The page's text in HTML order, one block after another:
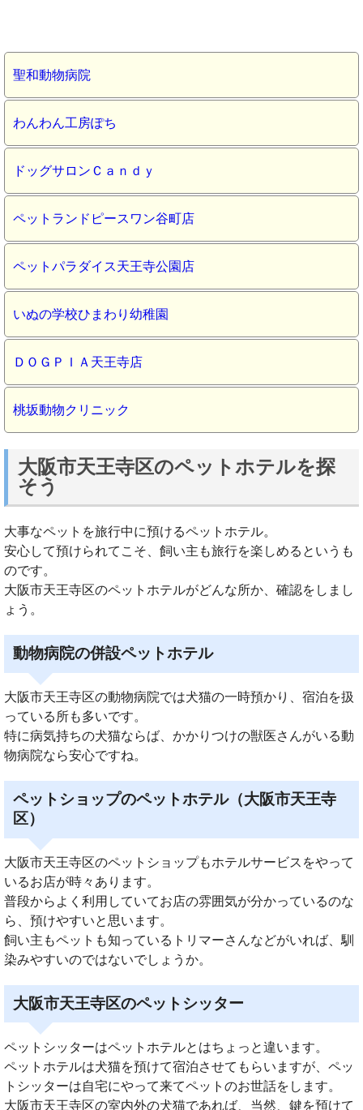
聖和動物病院
わんわん工房ぽち
ドッグサロンＣａｎｄｙ
ペットランドピースワン谷町店
ペットパラダイス天王寺公園店
いぬの学校ひまわり幼稚園
ＤＯＧＰＩＡ天王寺店
桃坂動物クリニック
大阪市天王寺区のペットホテルを探
そう
大事なペットを旅行中に預けるペットホテル。
安心して預けられてこそ、飼い主も旅行を楽しめるというも
のです。
大阪市天王寺区のペットホテルがどんな所か、確認をしまし
ょう。
動物病院の併設ペットホテル
大阪市天王寺区の動物病院では犬猫の一時預かり、宿泊を扱
っている所も多いです。
特に病気持ちの犬猫ならば、かかりつけの獣医さんがいる動
物病院なら安心ですね。
ペットショップのペットホテル（大阪市天王寺
区）
大阪市天王寺区のペットショップもホテルサービスをやって
いるお店が時々あります。
普段からよく利用していてお店の雰囲気が分かっているのな
ら、預けやすいと思います。
飼い主もペットも知っているトリマーさんなどがいれば、馴
染みやすいのではないでしょうか。
大阪市天王寺区のペットシッター
ペットシッターはペットホテルとはちょっと違います。
ペットホテルは犬猫を預けて宿泊させてもらいますが、ペッ
トシッターは自宅にやって来てペットのお世話をします。
大阪市天王寺区の室内外の犬猫であれば、当然、鍵を預けて